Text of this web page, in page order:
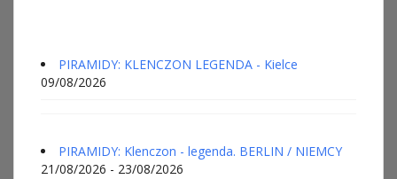
PIRAMIDY: KLENCZON LEGENDA - Kielce
09/08/2026
PIRAMIDY: Klenczon - legenda. BERLIN / NIEMCY
21/08/2026 - 23/08/2026